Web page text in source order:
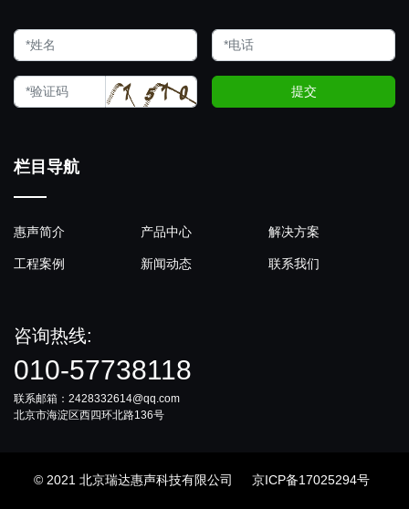
提交
栏目导航
惠声简介 产品中心 解决方案
工程案例 新闻动态 联系我们
咨询热线:
010-57738118
联系邮箱：2428332614@qq.com
北京市海淀区西四环北路136号
© 2021 北京瑞达惠声科技有限公司 京ICP备17025294号